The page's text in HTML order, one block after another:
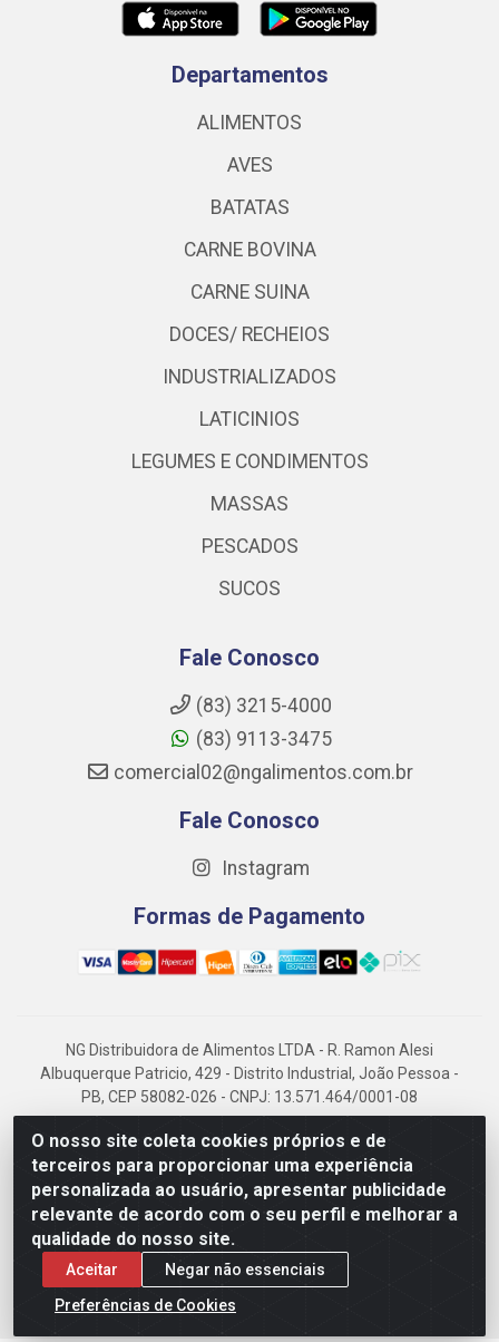
O nosso site coleta cookies próprios e de
terceiros para proporcionar uma experiência
personalizada ao usuário, apresentar publicidade
relevante de acordo com o seu perfil e melhorar a
qualidade do nosso site.
Aceitar
Negar não essenciais
Preferências de Cookies
Departamentos
ALIMENTOS
AVES
BATATAS
CARNE BOVINA
CARNE SUINA
DOCES/ RECHEIOS
INDUSTRIALIZADOS
LATICINIOS
LEGUMES E CONDIMENTOS
MASSAS
PESCADOS
SUCOS
Fale Conosco
(83) 3215-4000
(83) 9113-3475
comercial02@ngalimentos.com.br
Fale Conosco
Instagram
Formas de Pagamento
NG Distribuidora de Alimentos LTDA - R. Ramon Alesi
Albuquerque Patricio, 429 - Distrito Industrial, João Pessoa -
PB, CEP 58082-026 - CNPJ: 13.571.464/0001-08
NG Alimentos, há mais de 14 anos no mercado paraibano, é
referência em frigorificados, destacando-se pela logística
eficiente e excelência.